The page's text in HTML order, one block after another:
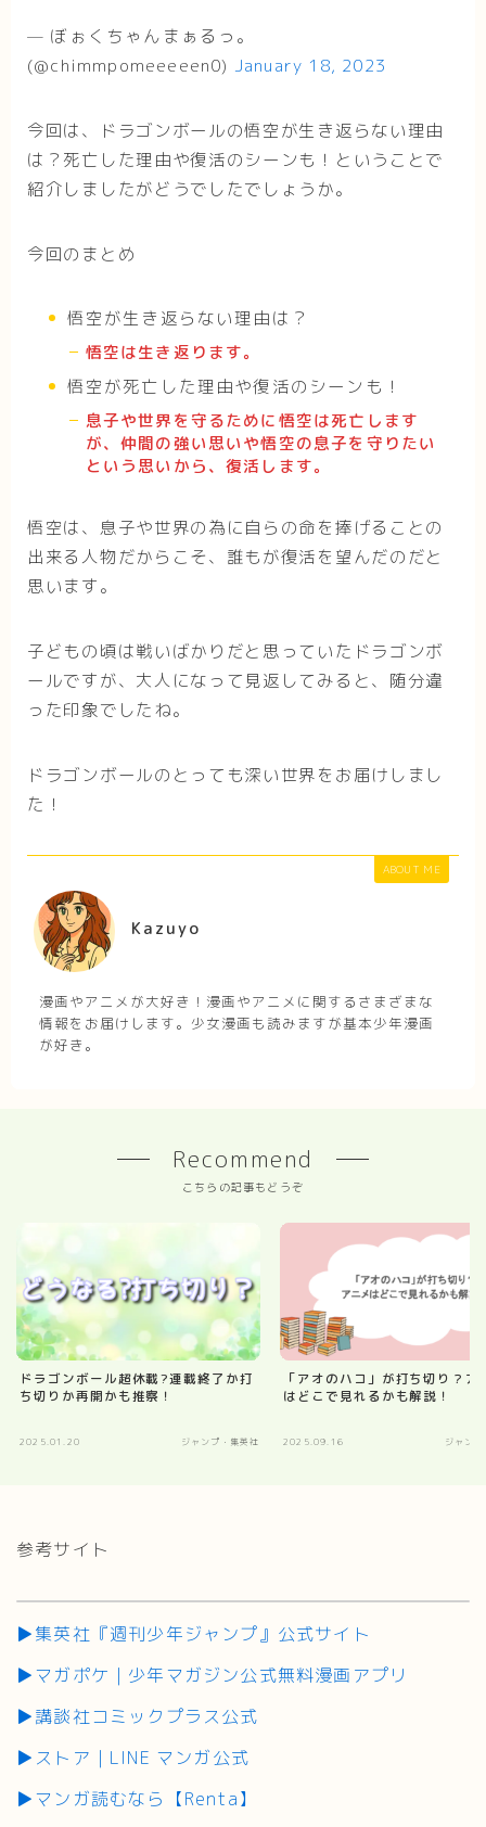
— ぼぉくちゃんまぁるっ。
(@chimmpomeeeeen0) January 18, 2023
今回は、ドラゴンボールの悟空が生き返らない理由
は？死亡した理由や復活のシーンも！ということで
紹介しましたがどうでしたでしょうか。
今回のまとめ
悟空が生き返らない理由は？
悟空は生き返ります。
悟空が死亡した理由や復活のシーンも！
息子や世界を守るために悟空は死亡します
が、仲間の強い思いや悟空の息子を守りたい
という思いから、復活します。
悟空は、息子や世界の為に自らの命を捧げることの
出来る人物だからこそ、誰もが復活を望んだのだと
思います。
子どもの頃は戦いばかりだと思っていたドラゴンボ
ールですが、大人になって見返してみると、随分違
った印象でしたね。
ドラゴンボールのとっても深い世界をお届けしまし
た！
ABOUT ME
Kazuyo
漫画やアニメが大好き！漫画やアニメに関するさまざまな
情報をお届けします。少女漫画も読みますが基本少年漫画
が好き。
Recommend
こちらの記事もどうぞ
ドラゴンボール超休載?連載終了か打
ち切りか再開かも推察！
2025.01.20 ジャンプ・集英社
「アオのハコ」が打ち切り？ア
はどこで見れるかも解説！
2025.09.16 ジャン
参考サイト
▶集英社『週刊少年ジャンプ』公式サイト
▶マガポケ｜少年マガジン公式無料漫画アプリ
▶講談社コミックプラス公式
▶ストア｜LINE マンガ公式
▶マンガ読むなら【Renta】